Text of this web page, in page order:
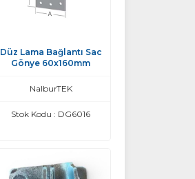
Düz Lama Bağlantı Sac
Gönye 60x160mm
NalburTEK
Stok Kodu : DG6016